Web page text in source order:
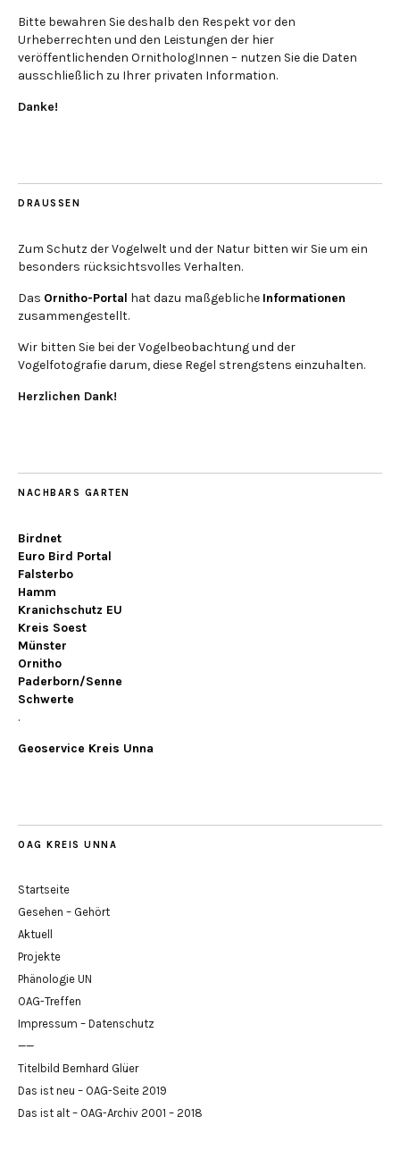
Bitte bewahren Sie deshalb den Respekt vor den
Urheberrechten und den Leistungen der hier
veröffentlichenden OrnithologInnen – nutzen Sie die Daten
ausschließlich zu Ihrer privaten Information.
Danke!
DRAUSSEN
Zum Schutz der Vogelwelt und der Natur bitten wir Sie um ein
besonders rücksichtsvolles Verhalten.
Das Ornitho-Portal hat dazu maßgebliche Informationen
zusammengestellt.
Wir bitten Sie bei der Vogelbeobachtung und der
Vogelfotografie darum, diese Regel strengstens einzuhalten.
Herzlichen Dank!
NACHBARS GARTEN
Birdnet
Euro Bird Portal
Falsterbo
Hamm
Kranichschutz EU
Kreis Soest
Münster
Ornitho
Paderborn/Senne
Schwerte
.
Geoservice Kreis Unna
OAG KREIS UNNA
Startseite
Gesehen – Gehört
Aktuell
Projekte
Phänologie UN
OAG-Treffen
Impressum – Datenschutz
——
Titelbild Bernhard Glüer
Das ist neu – OAG-Seite 2019
Das ist alt – OAG-Archiv 2001 – 2018